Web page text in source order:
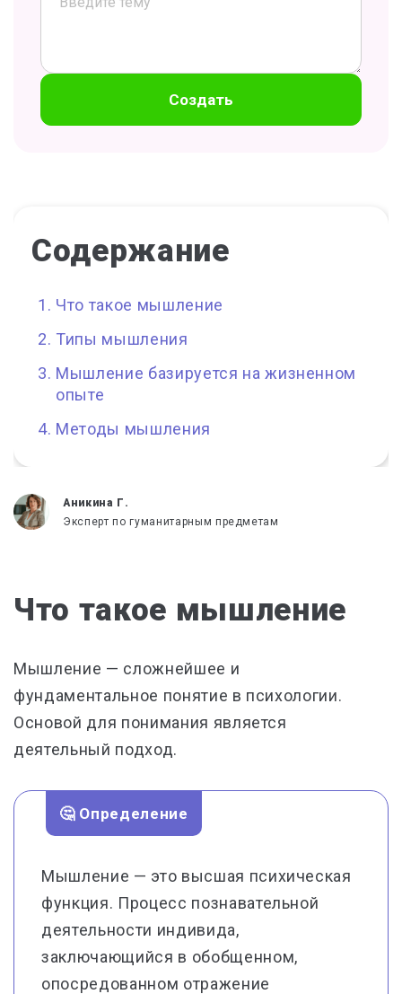
Создать
Содержание
Что такое мышление
Типы мышления
Мышление базируется на жизненном
опыте
Методы мышления
Аникина Г.
Эксперт по гуманитарным предметам
Что такое мышление
Мышление — сложнейшее и
фундаментальное понятие в психологии.
Основой для понимания является
деятельный подход.
🤔 Определение
Мышление — это высшая психическая
функция. Процесс познавательной
деятельности индивида,
заключающийся в обобщенном,
опосредованном отражение